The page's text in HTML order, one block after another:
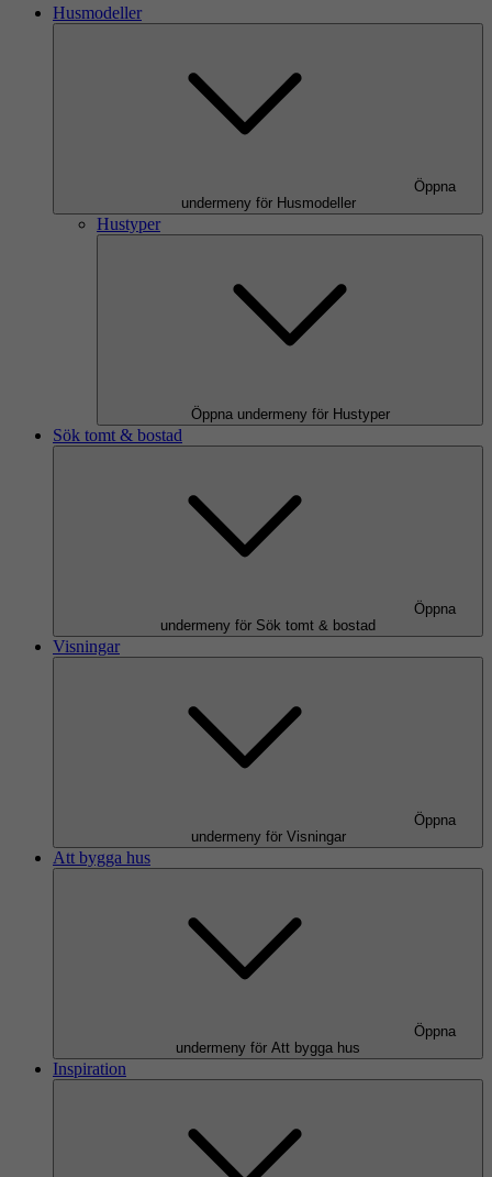
Husmodeller
Öppna
undermeny för Husmodeller
Hustyper
Öppna undermeny för Hustyper
Sök tomt & bostad
Öppna
undermeny för Sök tomt & bostad
Visningar
Öppna
undermeny för Visningar
Att bygga hus
Öppna
undermeny för Att bygga hus
Inspiration